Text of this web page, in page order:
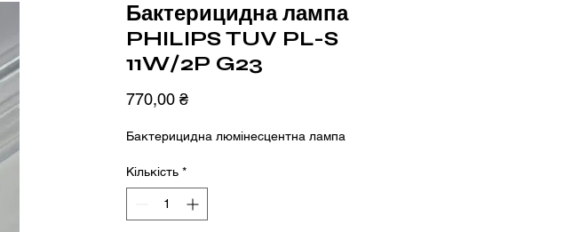
Бактерицидна лампа
PHILIPS TUV PL-S
11W/2P G23
770,00 ₴Ціна
Бактерицидна люмінесцентна лампа
Кількість *